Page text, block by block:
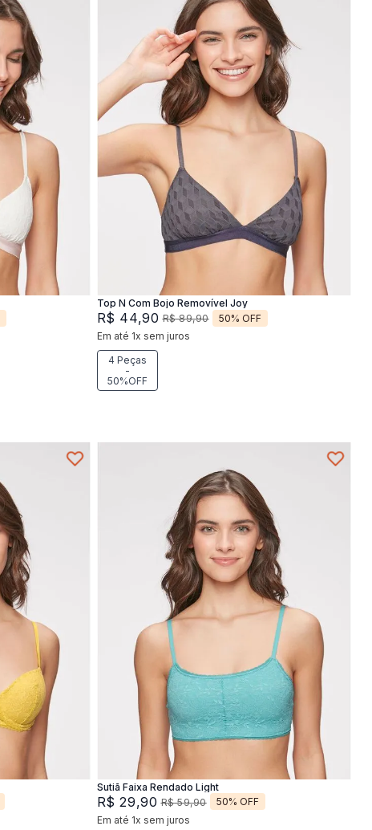
XG M G XG
Adicionar na sacola
Top N Com Bojo Removível Joy
R$ 44,90 R$ 89,90 50% OFF
Em até 1x sem juros
4 Peças
-
50%OFF
P M G
Sutiã Faixa Rendado Light
R$ 29,90 R$ 59,90 50% OFF
Em até 1x sem juros